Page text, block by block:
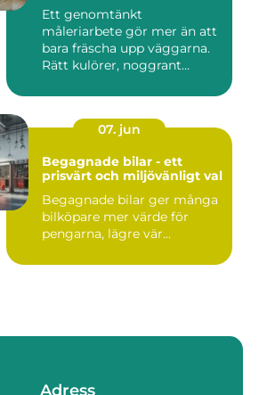
Ett genomtänkt
måleriarbete gör mer än att
bara fräscha upp väggarna.
Rätt kulörer, noggrant
07. jun
Begagnade bilar - ett
prisvärt och miljövänligt val
Begagnade bilar ger många
bilköpare mer värde för
pengarna, lägre vär...
Adress